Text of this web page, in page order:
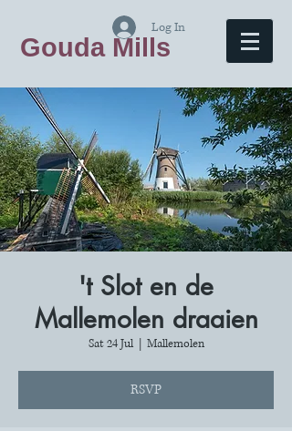
Gouda Mills
Log In
't Slot en de
Mallemolen draaien
Sat 24 Jul
  |
Mallemolen
RSVP